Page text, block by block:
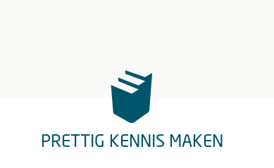
PRETTIG KENNIS MAKEN